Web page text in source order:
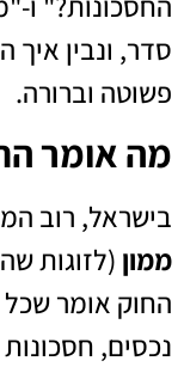
סדר, ונבין
פשוטה וברורה.
מה אומר
בישראל, רוב
ממון
החוק אומר
נכסים,